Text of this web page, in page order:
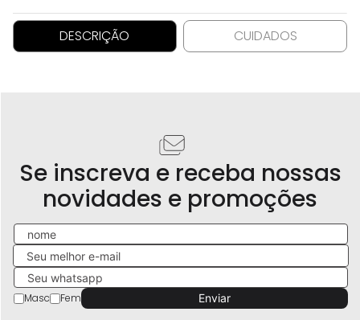
DESCRIÇÃO CUIDADOS
Se inscreva e receba nossas
novidades e promoções
Masc Fem